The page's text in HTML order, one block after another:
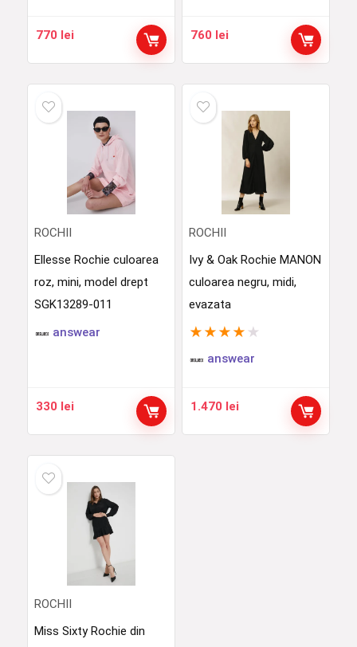
770 lei 760 lei
ROCHII
Ellesse Rochie culoarea
roz, mini, model drept
SGK13289-011
answear
330 lei
ROCHII
Ivy & Oak Rochie MANON
culoarea negru, midi,
evazata
★ ★ ★ ★ ★
answear
1.470 lei
ROCHII
Miss Sixty Rochie din